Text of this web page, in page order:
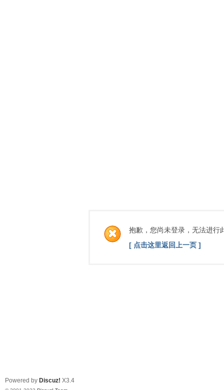
抱歉，您尚未登录，无法进行
[ 点击这里返回上一页 ]
Powered by Discuz! X3.4